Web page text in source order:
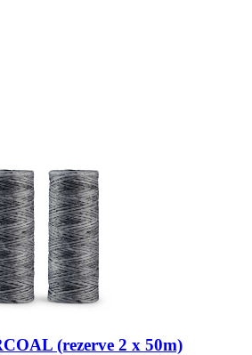
(rezerve 2 x 50m)